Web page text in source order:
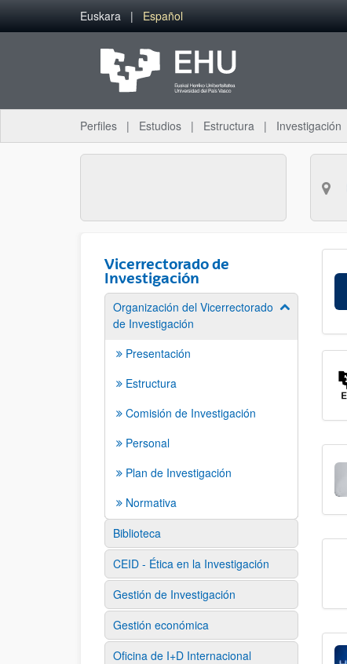
Saltar al contenido principal
Euskara Español
Perfiles Estudios Estructura Investigación
Vicerrectorado de
Investigación
Organización del Vicerrectorado
de Investigación
Mostrar/
Presentación
Estructura
Comisión de Investigación
Personal
Plan de Investigación
Normativa
Biblioteca
CEID - Ética en la Investigación
Gestión de Investigación
Gestión económica
Oficina de I+D Internacional